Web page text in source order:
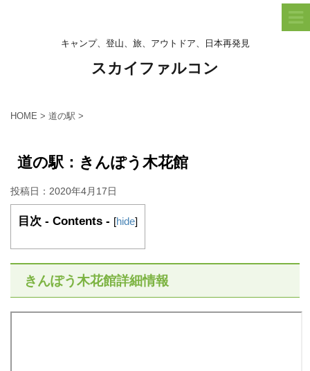
キャンプ、登山、旅、アウトドア、日本再発見
スカイファルコン
HOME > 道の駅 >
道の駅：きんぽう木花館
投稿日： 2020年4月17日
目次 - Contents - [hide]
きんぽう木花館詳細情報